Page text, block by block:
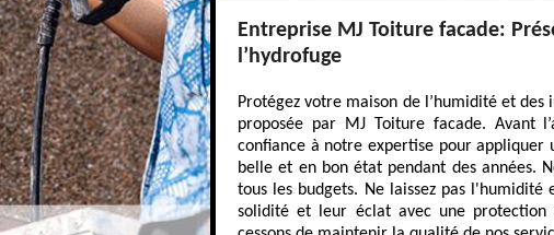
Entreprise MJ Toiture facade:
l’hydrofuge
Protégez votre maison de l’humidité et
proposée par MJ Toiture facade. Avant
confiance à notre expertise pour
belle et en bon état pendant des années.
tous les budgets. Ne laissez pas
solidité et leur éclat avec une protection